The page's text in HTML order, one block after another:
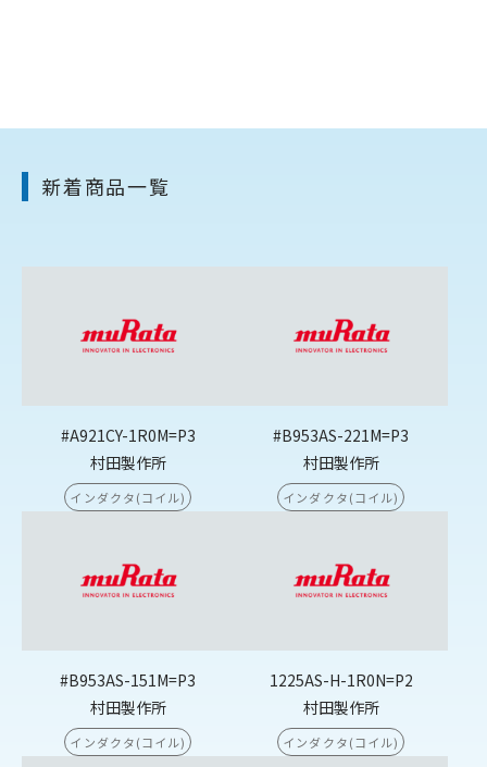
新着商品一覧
#A921CY-1R0M=P3
村田製作所
インダクタ(コイル)
#B953AS-221M=P3
村田製作所
インダクタ(コイル)
#B953AS-151M=P3
村田製作所
インダクタ(コイル)
1225AS-H-1R0N=P2
村田製作所
インダクタ(コイル)